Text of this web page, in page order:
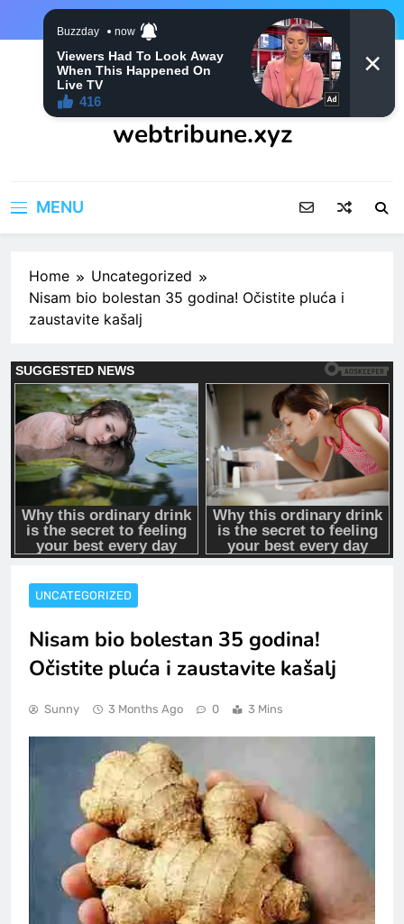
webtribune.xyz
MENU
Home
Uncategorized
Nisam bio bolestan 35 godina! Očistite pluća i
zaustavite kašalj
UNCATEGORIZED
Nisam bio bolestan 35 godina!
Očistite pluća i zaustavite kašalj
Sunny 3 Months Ago 0 3 Mins